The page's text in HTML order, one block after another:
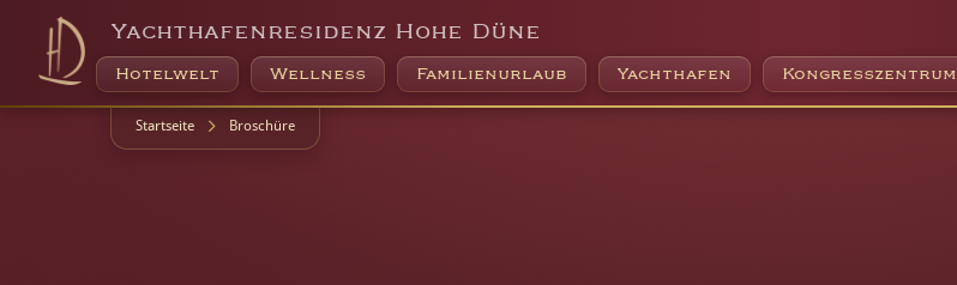
Yachthafenresidenz Hohe Düne
Hotelwelt Wellness Familienurlaub Yachthafen Kongresszentrum
Startseite Broschüre
Broschüre nicht verfügbar
Die gewünschte Broschüre konnte leider nicht gefunden werden.